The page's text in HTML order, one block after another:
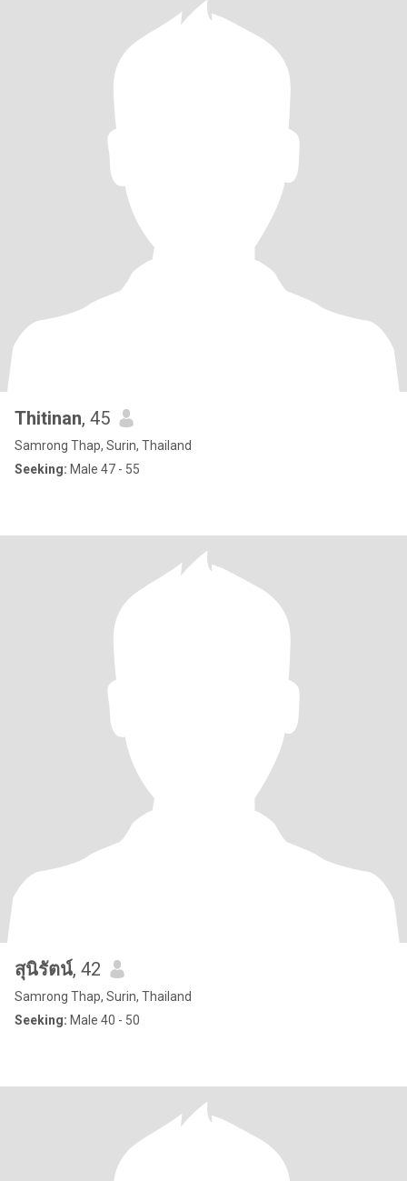
Thitinan, 45
Samrong Thap, Surin, Thailand
Seeking: Male 47 - 55
สุนิรัตน์, 42
Samrong Thap, Surin, Thailand
Seeking: Male 40 - 50